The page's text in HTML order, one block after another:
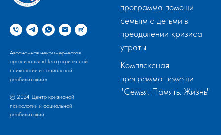
Автономная некоммерческая
организация «Центр кризисной
психологии и социальной
реабилитации»
© 2024 Центр кризисной
психологии и социальной
реабилитации
программа помощи
семьям с детьми в
преодолении кризиса
утраты
Комплексная
программа помощи
"Семья. Память. Жизнь"